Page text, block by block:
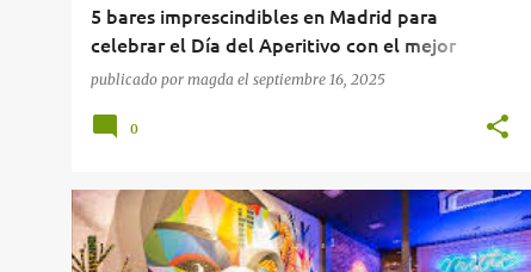
5 bares imprescindibles en Madrid para
celebrar el Día del Aperitivo con el mejor
vermut de grifo
publicado por magda el septiembre 16, 2025
0
RESTAURANTES RESTAURANTES EN MADRID
+